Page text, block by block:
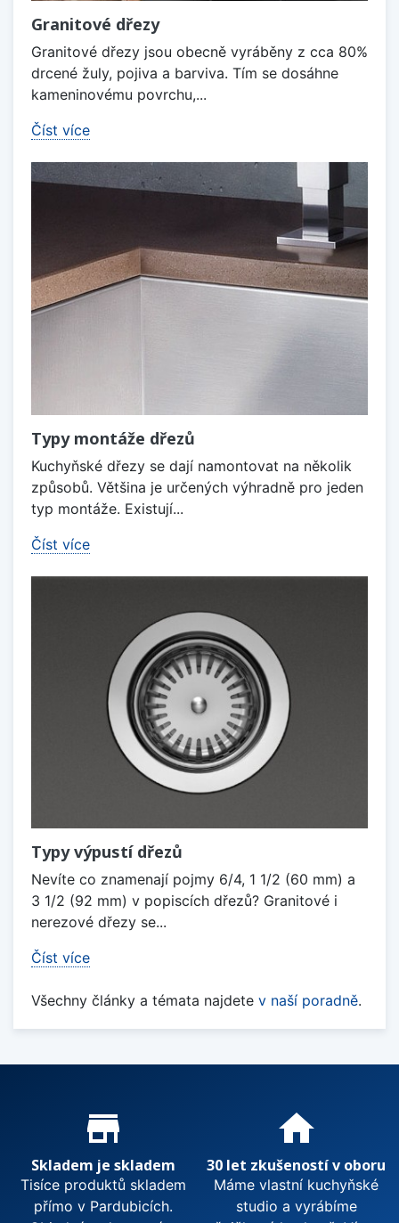
Granitové dřezy
Granitové dřezy jsou obecně vyráběny z cca 80%
drcené žuly, pojiva a barviva. Tím se dosáhne
kameninovému povrchu,...
Číst více
Typy montáže dřezů
Kuchyňské dřezy se dají namontovat na několik
způsobů. Většina je určených výhradně pro jeden
typ montáže. Existují...
Číst více
Typy výpustí dřezů
Nevíte co znamenají pojmy 6/4, 1 1/2 (60 mm) a
3 1/2 (92 mm) v popiscích dřezů? Granitové i
nerezové dřezy se...
Číst více
Všechny články a témata najdete v naší poradně.
Proč nakupovat u nás?
store_mall_directory
Skladem je skladem
Tisíce produktů skladem
přímo v Pardubicích.
home
30 let zkušeností v oboru
Máme vlastní kuchyňské
studio a vyrábíme